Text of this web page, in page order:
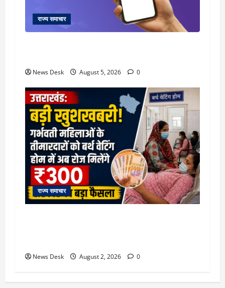
राज्य समाचार
News Desk August 5, 2026 0
राज्य समाचार
News Desk August 2, 2026 0